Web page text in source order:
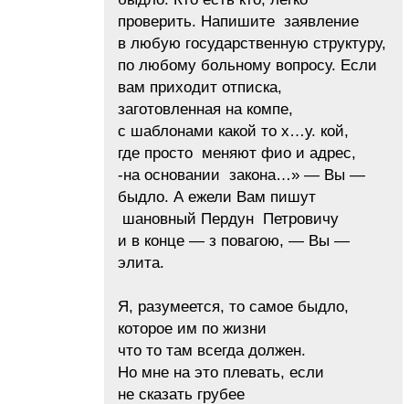
проверить. Напишите заявление
в любую государственную структуру,
по любому больному вопросу. Если
вам приходит отписка,
заготовленная на компе,
с шаблонами какой то х…у. кой,
где просто меняют фио и адрес,
-на основании закона…» — Вы —
быдло. А ежели Вам пишут
шановный Пердун Петровичу
и в конце — з повагою, — Вы —
элита.
Я, разумеется, то самое быдло,
которое им по жизни
что то там всегда должен.
Но мне на это плевать, если
не сказать грубее